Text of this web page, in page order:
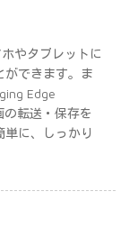
やタブレットに
ができます。ま
Edge
転送・保存を
に、しっかり